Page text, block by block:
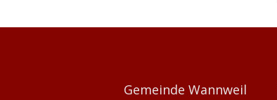
Gemeinde Wannweil